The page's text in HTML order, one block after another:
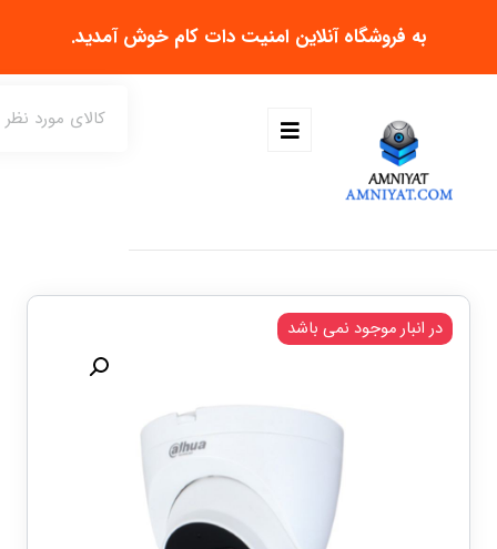
به فروشگاه آنلاین امنیت دات کام خوش آمدید.
در انبار موجود نمی باشد